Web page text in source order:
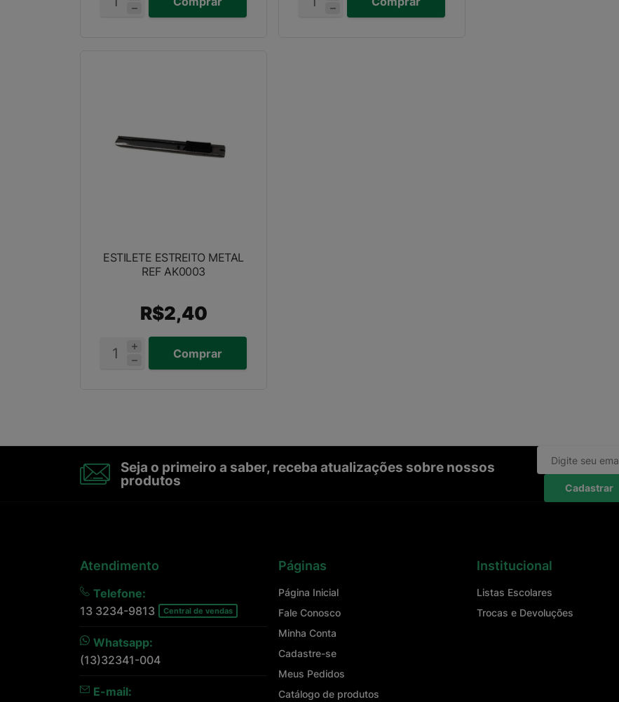
ESTILETE ESTREITO METAL
REF AK0003
R$2,40
Comprar
Seja o primeiro a saber, receba atualizações sobre nossos
produtos
Cadastrar
Atendimento
Telefone:
13 3234-9813
Central de vendas
Whatsapp:
(13)32341-004
E-mail:
Páginas
Página Inicial
Fale Conosco
Minha Conta
Cadastre-se
Meus Pedidos
Catálogo de produtos
Institucional
Listas Escolares
Trocas e Devoluções